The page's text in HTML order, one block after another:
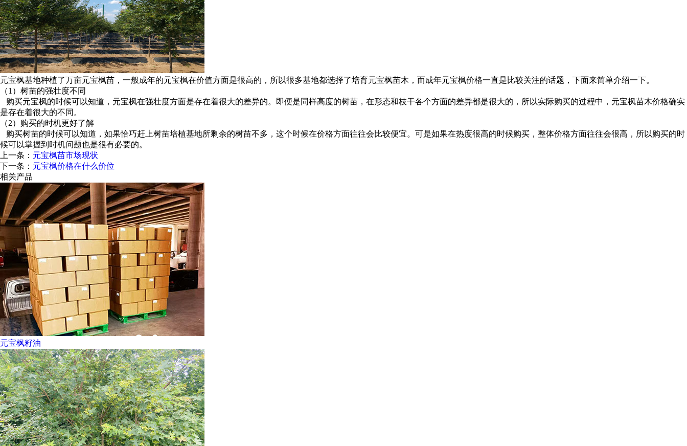
元宝枫基地种植了万亩元宝枫苗，一般成年的元宝枫在价值方面是很高的，所以很多基地都选择了培育元宝枫苗木，而成年元宝枫价格一直是比较关注的话题，下面来简单介绍一下。
（1）树苗的强壮度不同
购买元宝枫的时候可以知道，元宝枫在强壮度方面是存在着很大的差异的。即便是同样高度的树苗，在形态和枝干各个方面的差异都是很大的，所以实际购买的过程中，元宝枫苗木价格确实
是存在着很大的不同。
（2）购买的时机更好了解
购买树苗的时候可以知道，如果恰巧赶上树苗培植基地所剩余的树苗不多，这个时候在价格方面往往会比较便宜。可是如果在热度很高的时候购买，整体价格方面往往会很高，所以购买的时
候可以掌握到时机问题也是很有必要的。
上一条： 元宝枫苗市场现状
下一条： 元宝枫价格在什么价位
相关产品
元宝枫籽油